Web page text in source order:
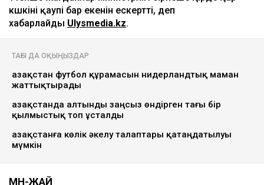
көшкіні қаупі бар екенін ескертті, деп
хабарлайды Ulysmedia.kz.
ТАҒЫ ДА ОҚЫҢЫЗДАР
Қазақстан футбол құрамасын нидерландтық маман
жаттықтырады
Қазақстанда алтынды заңсыз өндірген тағы бір
қылмыстық топ ұсталды
Қазақстанға көлік әкелу талаптары қатаңдатылуы
мүмкін
МӘН-ЖАЙ